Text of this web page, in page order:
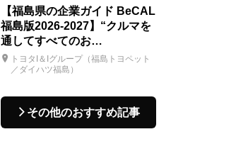
【福島県の企業ガイド BeCAL
福島版2026-2027】“クルマを
通してすべてのお…
トヨタI＆Iグループ（福島トヨペット
／ダイハツ福島）
その他のおすすめ記事